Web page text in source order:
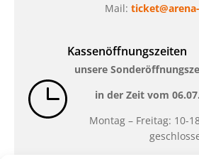
Mail:
Kassenöffnungszeiten
unsere
in der Zeit vom
Montag – Freitag: 10-